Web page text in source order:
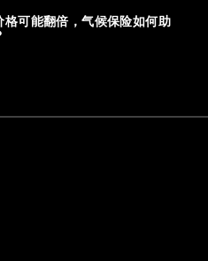
格可能翻倍，气候保险如何助